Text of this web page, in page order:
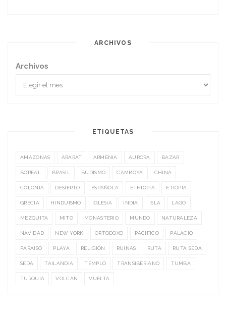
ARCHIVOS
Archivos
ETIQUETAS
AMAZONAS ARARAT ARMENIA AURORA BAZAR
BOREAL BRASIL BUDISMO CAMBOYA CHINA
COLONIA DESIERTO ESPAÑOLA ETHIOPIA ETIOPIA
GRECIA HINDUISMO IGLESIA INDIA ISLA LAGO
MEZQUITA MITO MONASTERIO MUNDO NATURALEZA
NAVIDAD NEW YORK ORTODOXO PACIFICO PALACIO
PARAISO PLAYA RELIGIÓN RUINAS RUTA RUTA SEDA
SEDA TAILANDIA TEMPLO TRANSIBERIANO TUMBA
TURQUÍA VOLCÁN VUELTA